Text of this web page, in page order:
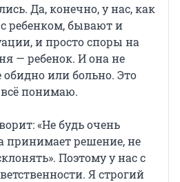
Да, конечно, у нас, как
ребенком, бывают и
и просто споры на
— ребенок. И она не
или больно. Это
всё понимаю.
«Не будь очень
принимает решение, не
Поэтому у нас с
Я строгий